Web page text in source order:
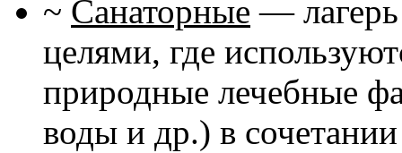
~ Санаторные —
целями, где
природные лечебные
воды и др.) в